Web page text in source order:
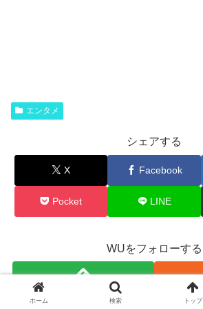
エンタメ
シェアする
X Facebook
Pocket LINE
WUをフォローする
ホーム 検索 トップ